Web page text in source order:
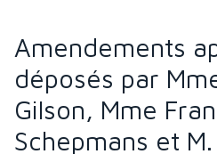
Amendements
déposés par
Gilson, Mme
Schepmans et